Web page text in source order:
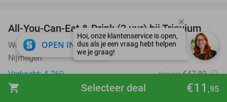
shopping_cart €11 ,95
Selecteer deal
21%
All-You-Can-Eat & Drink (3 uur) bij Triavium
Wereldkeuken Triavium 9.4star
Nijmegen
Verkocht: 4.769
Regulier €47,80
€37 ,95
OPEN IN APP close